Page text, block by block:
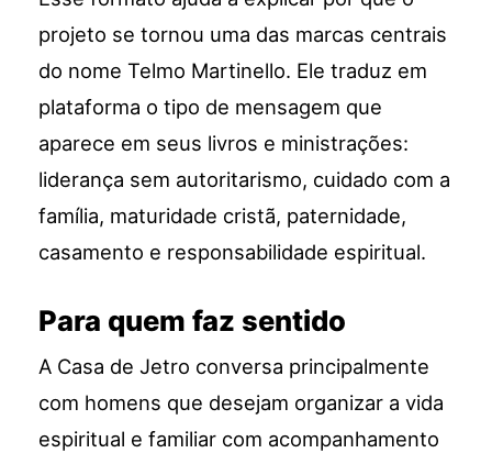
projeto se tornou uma das marcas centrais
do nome Telmo Martinello. Ele traduz em
plataforma o tipo de mensagem que
aparece em seus livros e ministrações:
liderança sem autoritarismo, cuidado com a
família, maturidade cristã, paternidade,
casamento e responsabilidade espiritual.
Para quem faz sentido
A Casa de Jetro conversa principalmente
com homens que desejam organizar a vida
espiritual e familiar com acompanhamento